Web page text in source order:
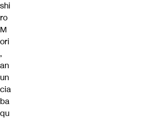
shi
ro
M
ori
,
an
un
cia
ba
qu